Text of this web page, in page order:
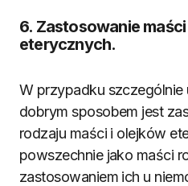
6. Zastosowanie
eterycznych.
W przypadku szczególnie
dobrym sposobem jest
rodzaju maści i olejków
powszechnie jako maści
zastosowaniem ich u